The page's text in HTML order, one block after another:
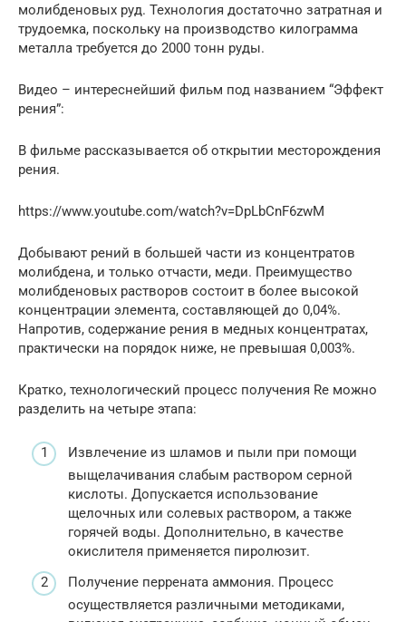
молибденовых руд. Технология достаточно затратная и
трудоемка, поскольку на производство килограмма
металла требуется до 2000 тонн руды.
Видео – интереснейший фильм под названием “Эффект
рения”:
В фильме рассказывается об открытии месторождения
рения.
https://www.youtube.com/watch?v=DpLbCnF6zwM
Добывают рений в большей части из концентратов
молибдена, и только отчасти, меди. Преимущество
молибденовых растворов состоит в более высокой
концентрации элемента, составляющей до 0,04%.
Напротив, содержание рения в медных концентратах,
практически на порядок ниже, не превышая 0,003%.
Кратко, технологический процесс получения Re можно
разделить на четыре этапа:
Извлечение из шламов и пыли при помощи
выщелачивания слабым раствором серной
кислоты. Допускается использование
щелочных или солевых раствором, а также
горячей воды. Дополнительно, в качестве
окислителя применяется пиролюзит.
Получение перрената аммония. Процесс
осуществляется различными методиками,